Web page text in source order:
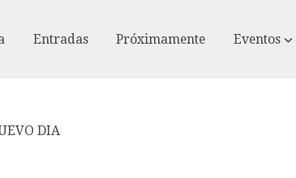
Entradas Próximamente Eventos
DIA